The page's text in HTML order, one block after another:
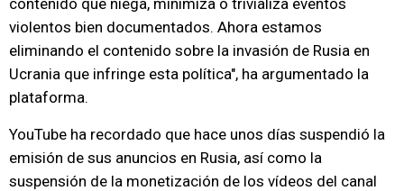
contenido que niega, minimiza o trivializa eventos
violentos bien documentados. Ahora estamos
eliminando el contenido sobre la invasión de Rusia en
Ucrania que infringe esta política", ha argumentado la
plataforma.
YouTube ha recordado que hace unos días suspendió la
emisión de sus anuncios en Rusia, así como la
suspensión de la monetización de los vídeos del canal